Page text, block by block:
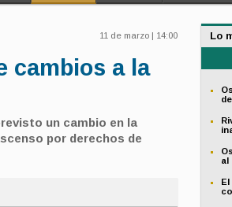
11 de marzo | 14:00
cambios a la
un cambio en la
por derechos de
Lo
al